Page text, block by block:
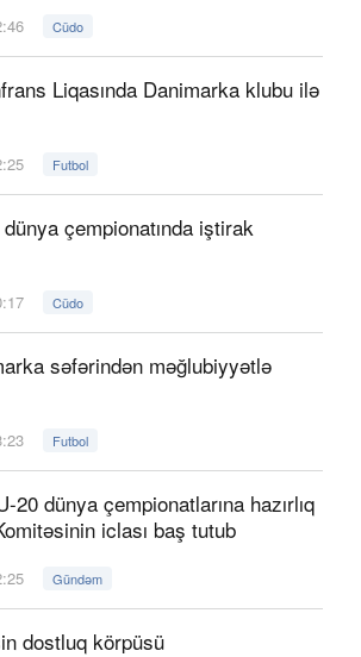
Cüdo
Liqasında Danimarka klubu ilə
Futbol
dünya çempionatında iştirak
Cüdo
səfərindən məğlubiyyətlə
Futbol
20 dünya çempionatlarına hazırlıq
iclası baş tutub
Gündəm
dostluq körpüsü